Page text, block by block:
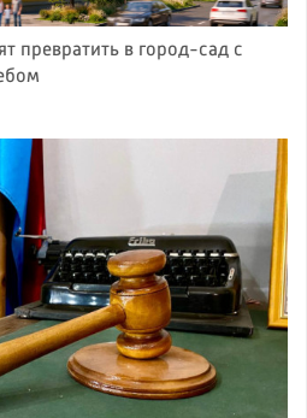
превратить в город-сад с